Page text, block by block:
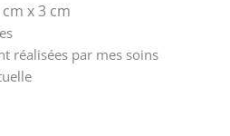
x 3 cm
réalisées par mes soins